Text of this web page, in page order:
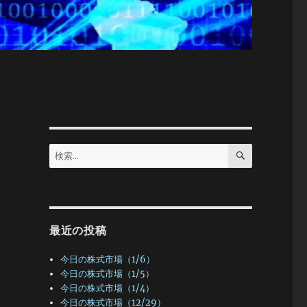
検
索:
検
最近の投稿
今日の株式市場（1/6）
今日の株式市場（1/5）
今日の株式市場（1/4）
今日の株式市場（12/29）